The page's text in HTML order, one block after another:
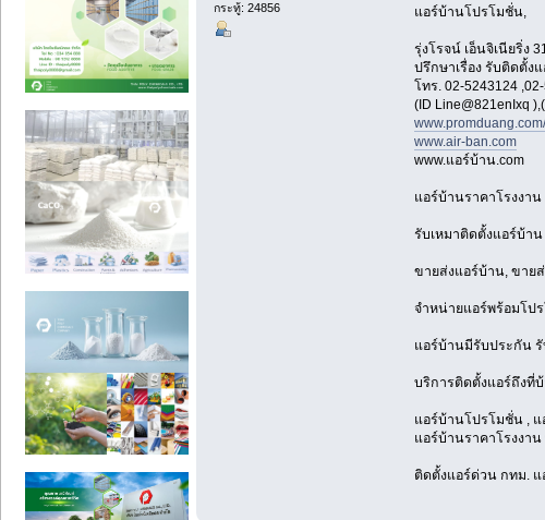
กระทู้: 24856 แอร์บ้านโปรโมชั่น,
รุ่งโรจน์ เอ็นจิเนียริ่ง
ปรึกษาเรื่อง รับติดตั้ง
โทร. 02-5243124
(ID Line@821enIxq
www.promduang.com/
www.air-ban.com
www.แอร์บ้าน.com
แอร์บ้านราคาโรงงา
รับเหมาติดตั้งแอร์บ้า
ขายส่งแอร์บ้าน, ขาย
จำหน่ายแอร์พร้อมโป
แอร์บ้านมีรับประกัน
บริการติดตั้งแอร์ถึงที่
แอร์บ้านโปรโมชั่น , แ
แอร์บ้านราคาโรงงา
ติดตั้งแอร์ด่วน กทม.